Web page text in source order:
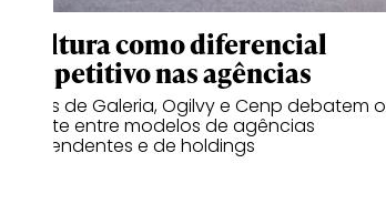
A cultura como diferencial
competitivo nas agências
Líderes de Galeria, Ogilvy e Cenp debatem o
embate entre modelos de agências
independentes e de holdings